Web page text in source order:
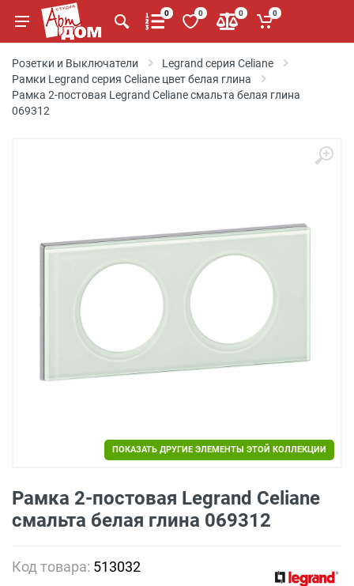
0 0 0 0
Розетки и Выключатели
Legrand серия Celiane
Рамки Legrand серия Celiane цвет белая глина
Рамка 2-постовая Legrand Celiane смальта белая глина
069312
ПОКАЗАТЬ ДРУГИЕ ЭЛЕМЕНТЫ ЭТОЙ КОЛЛЕКЦИИ
Рамка 2-постовая Legrand Celiane
смальта белая глина 069312
Код товара: 513032